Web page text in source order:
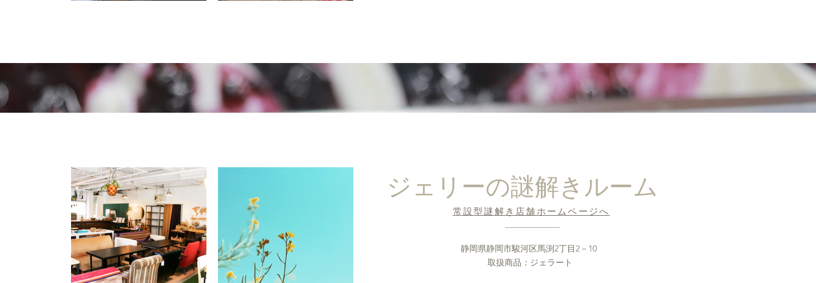
ジェリーの謎解きルーム
​常設型謎解き店舗ホームページへ
​静岡県静岡市駿河区馬渕2丁目2－10
取扱商品：ジェラート